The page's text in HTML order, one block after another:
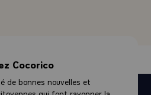
à 28 qui n'est pas facile à
ne sont pas faciles à
j'en ai l'expérience
d'ailleurs que la
prenons au Conseil européen
Cocorico
de bonnes nouvelles et